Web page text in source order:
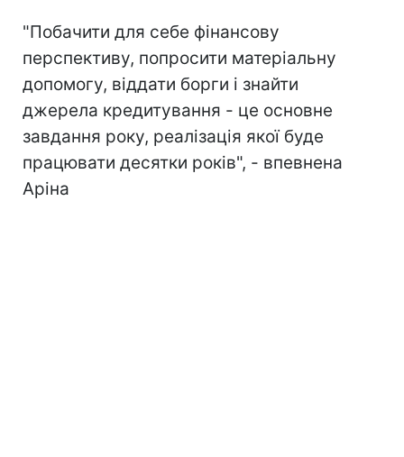
"Побачити для себе фінансову
перспективу, попросити матеріальну
допомогу, віддати борги і знайти
джерела кредитування - це основне
завдання року, реалізація якої буде
працювати десятки років", - впевнена
Аріна